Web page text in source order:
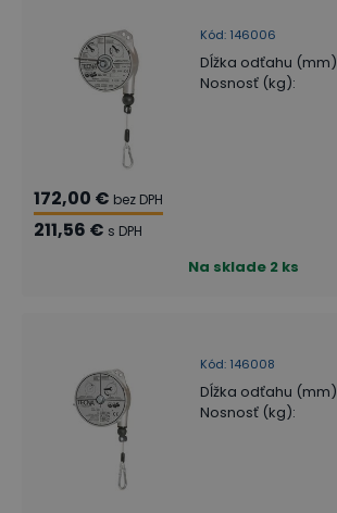
Kód: 146006
Dĺžka odťahu (mm)
Nosnosť (kg):
172,00 € bez DPH
211,56 € s DPH
Na sklade 2 ks
Kód: 146008
Dĺžka odťahu (mm)
Nosnosť (kg):